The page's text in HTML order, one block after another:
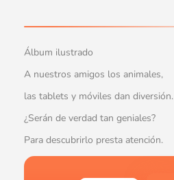
Álbum ilustrado
A nuestros amigos los animales,
las tablets y móviles dan diversión.
¿Serán de verdad tan geniales?
Para descubrirlo presta atención.